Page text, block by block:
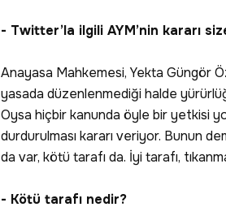
- Twitter’la ilgili AYM’nin kararı
Anayasa Mahkemesi, Yekta Güngör
yasada düzenlenmediği halde
Oysa hiçbir kanunda öyle bir yetkisi
durdurulması kararı veriyor. Bunun
da var, kötü tarafı da. İyi tarafı,
- Kötü tarafı nedir?